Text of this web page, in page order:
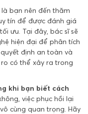
bạn nên đến thăm
tín để được đánh giá
ưu. Tại đây, bác sĩ sẽ
hiện đại để phân tích
định an toàn và
có thể xảy ra trong
khi bạn biết cách
việc phục hồi lại
cùng quan trọng. Hãy